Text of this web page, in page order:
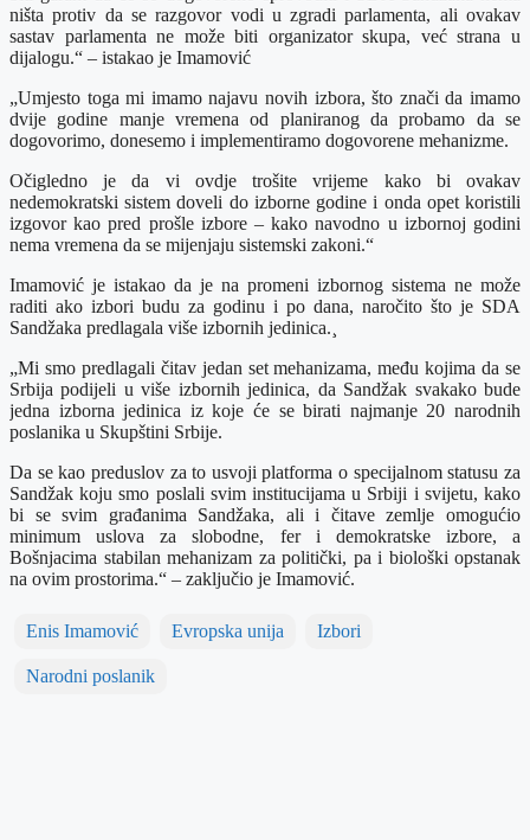
ništa protiv da se razgovor vodi u zgradi parlamenta, ali ovakav
sastav parlamenta ne može biti organizator skupa, već strana u
dijalogu.“ – istakao je Imamović
„Umjesto toga mi imamo najavu novih izbora, što znači da imamo
dvije godine manje vremena od planiranog da probamo da se
dogovorimo, donesemo i implementiramo dogovorene mehanizme.
Očigledno je da vi ovdje trošite vrijeme kako bi ovakav
nedemokratski sistem doveli do izborne godine i onda opet koristili
izgovor kao pred prošle izbore – kako navodno u izbornoj godini
nema vremena da se mijenjaju sistemski zakoni.“
Imamović je istakao da je na promeni izbornog sistema ne može
raditi ako izbori budu za godinu i po dana, naročito što je SDA
Sandžaka predlagala više izbornih jedinica.¸
„Mi smo predlagali čitav jedan set mehanizama, među kojima da se
Srbija podijeli u više izbornih jedinica, da Sandžak svakako bude
jedna izborna jedinica iz koje će se birati najmanje 20 narodnih
poslanika u Skupštini Srbije.
Da se kao preduslov za to usvoji platforma o specijalnom statusu za
Sandžak koju smo poslali svim institucijama u Srbiji i svijetu, kako
bi se svim građanima Sandžaka, ali i čitave zemlje omogućio
minimum uslova za slobodne, fer i demokratske izbore, a
Bošnjacima stabilan mehanizam za politički, pa i biološki opstanak
na ovim prostorima.“ – zaključio je Imamović.
Enis Imamović Evropska unija Izbori
Narodni poslanik